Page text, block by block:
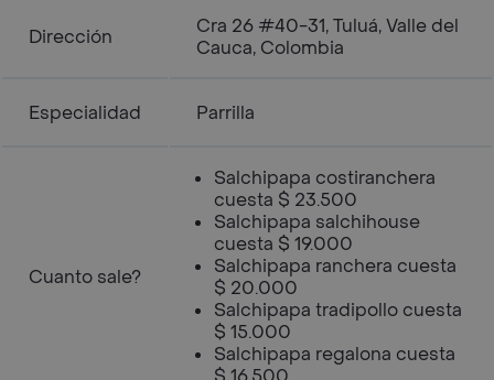
Dirección
Cra 26 #40-31, Tuluá, Valle del
Cauca, Colombia
Especialidad Parrilla
Cuanto sale?
Salchipapa costiranchera
cuesta $ 23.500
Salchipapa salchihouse
cuesta $ 19.000
Salchipapa ranchera cuesta
$ 20.000
Salchipapa tradipollo cuesta
$ 15.000
Salchipapa regalona cuesta